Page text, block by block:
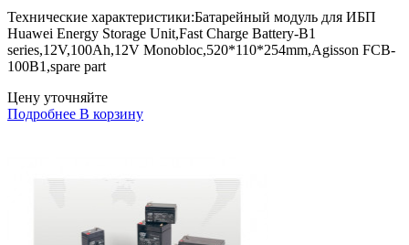
Технические характеристики:Батарейный модуль для ИБП
Huawei Energy Storage Unit,Fast Charge Battery-B1
series,12V,100Ah,12V Monobloc,520*110*254mm,Agisson FCB-
100B1,spare part
Цену уточняйте
Подробнее В корзину